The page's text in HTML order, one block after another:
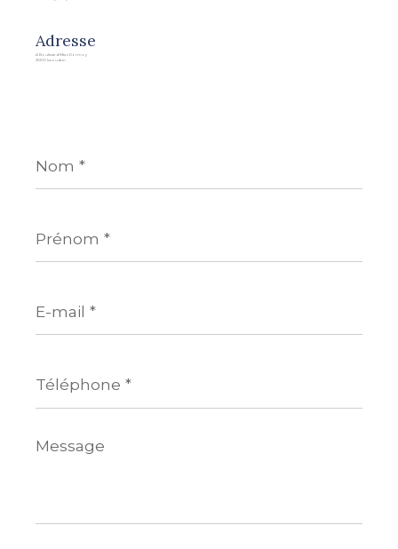
Adresse
41 Boulevard Marx Dormoy
36100 Issoudun
*
*
mail
*
*
Message
*